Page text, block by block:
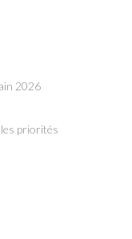
2026
priorités